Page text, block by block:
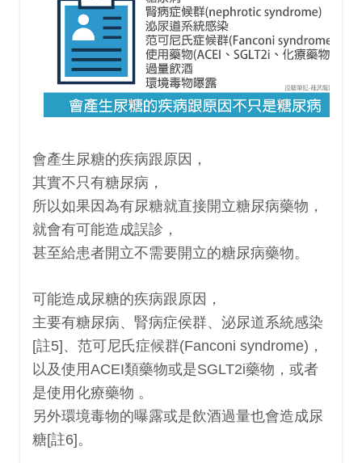
會產生尿糖的疾病跟原因，
其實不只有糖尿病，
所以如果因為有尿糖就直接開立糖尿病藥物，
就會有可能造成誤診，
甚至給患者開立不需要開立的糖尿病藥物。
可能造成尿糖的疾病跟原因，
主要有糖尿病、腎病症侯群、泌尿道系統感染
[註5]、范可尼氏症候群(Fanconi syndrome)，
以及使用ACEI類藥物或是SGLT2i藥物，或者
是使用化療藥物 。
另外環境毒物的曝露或是飲酒過量也會造成尿
糖[註6]。